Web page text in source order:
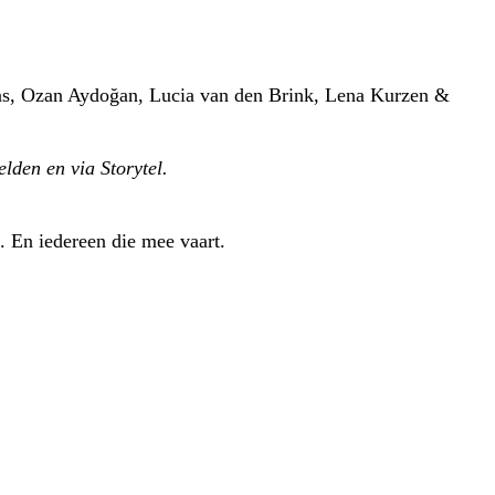
Ozan Aydoğan, Lucia van den Brink, Lena Kurzen &
en via Storytel.
iedereen die mee vaart.